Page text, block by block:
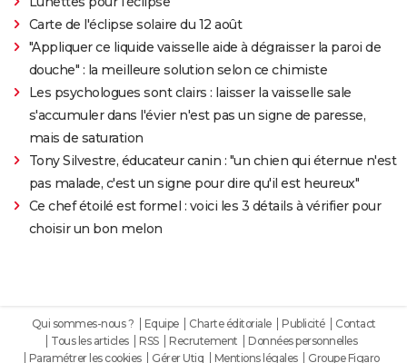
Carte de l'éclipse solaire du 12 août
"Appliquer ce liquide vaisselle aide à dégraisser la paroi de
douche" : la meilleure solution selon ce chimiste
Les psychologues sont clairs : laisser la vaisselle sale
s'accumuler dans l'évier n'est pas un signe de paresse,
mais de saturation
Tony Silvestre, éducateur canin : "un chien qui éternue n'est
pas malade, c'est un signe pour dire qu'il est heureux"
Ce chef étoilé est formel : voici les 3 détails à vérifier pour
choisir un bon melon
Qui sommes-nous ? Equipe Charte éditoriale Publicité
Contact
Tous les articles
RSS Recrutement
Données personnelles
Paramétrer les cookies
Gérer Utiq Mentions légales Groupe Figaro